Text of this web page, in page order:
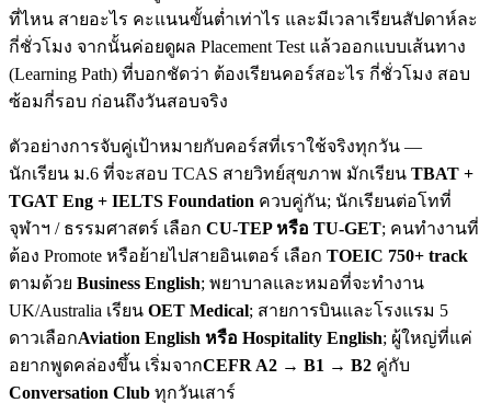
ที่ไหน สายอะไร คะแนนขั้นต่ำเท่าไร และมีเวลาเรียนสัปดาห์ละ
กี่ชั่วโมง จากนั้นค่อยดูผล Placement Test แล้วออกแบบเส้นทาง
(Learning Path) ที่บอกชัดว่า ต้องเรียนคอร์สอะไร กี่ชั่วโมง สอบ
ซ้อมกี่รอบ ก่อนถึงวันสอบจริง
ตัวอย่างการจับคู่เป้าหมายกับคอร์สที่เราใช้จริงทุกวัน —
นักเรียน ม.6 ที่จะสอบ TCAS สายวิทย์สุขภาพ มักเรียน TBAT +
TGAT Eng + IELTS Foundation ควบคู่กัน; นักเรียนต่อโทที่
จุฬาฯ / ธรรมศาสตร์ เลือก CU-TEP หรือ TU-GET; คนทำงานที่
ต้อง Promote หรือย้ายไปสายอินเตอร์ เลือก TOEIC 750+ track
ตามด้วย Business English; พยาบาลและหมอที่จะทำงาน
UK/Australia เรียน OET Medical; สายการบินและโรงแรม 5
ดาวเลือกAviation English หรือ Hospitality English; ผู้ใหญ่ที่แค่
อยากพูดคล่องขึ้น เริ่มจากCEFR A2 → B1 → B2 คู่กับ
Conversation Club ทุกวันเสาร์